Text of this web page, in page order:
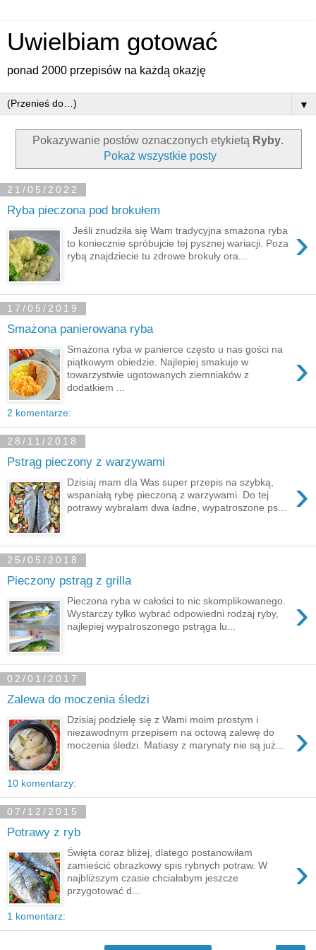
Uwielbiam gotować
ponad 2000 przepisów na każdą okazję
▼
Pokazywanie postów oznaczonych etykietą Ryby.
Pokaż wszystkie posty
21/05/2022
Ryba pieczona pod brokułem
›
Jeśli znudziła się Wam tradycyjna smażona ryba
to koniecznie spróbujcie tej pysznej wariacji. Poza
rybą znajdziecie tu zdrowe brokuły ora...
17/05/2019
Smażona panierowana ryba
›
Smażona ryba w panierce często u nas gości na
piątkowym obiedzie. Najlepiej smakuje w
towarzystwie ugotowanych ziemniaków z
dodatkiem ...
2 komentarze:
28/11/2018
Pstrąg pieczony z warzywami
›
Dzisiaj mam dla Was super przepis na szybką,
wspaniałą rybę pieczoną z warzywami. Do tej
potrawy wybrałam dwa ładne, wypatroszone ps...
25/05/2018
Pieczony pstrąg z grilla
›
Pieczona ryba w całości to nic skomplikowanego.
Wystarczy tylko wybrać odpowiedni rodzaj ryby,
najlepiej wypatroszonego pstrąga lu...
02/01/2017
Zalewa do moczenia śledzi
›
Dzisiaj podzielę się z Wami moim prostym i
niezawodnym przepisem na octową zalewę do
moczenia śledzi. Matiasy z marynaty nie są już...
10 komentarzy:
07/12/2015
Potrawy z ryb
›
Święta coraz bliżej, dlatego postanowiłam
zamieścić obrazkowy spis rybnych potraw. W
najbliższym czasie chciałabym jeszcze
przygotować d...
1 komentarz: